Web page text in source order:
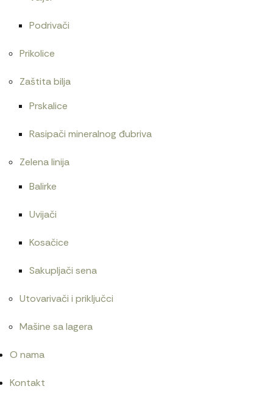
Podrivači
Prikolice
Zaštita bilja
Prskalice
Rasipači mineralnog đubriva
Zelena linija
Balirke
Uvijači
Kosačice
Sakupljači sena
Utovarivači i priključci
Mašine sa lagera
O nama
Kontakt